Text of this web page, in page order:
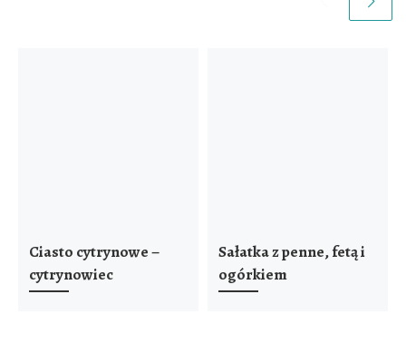
Ciasto cytrynowe –
cytrynowiec
Sałatka z penne, fetą i
ogórkiem